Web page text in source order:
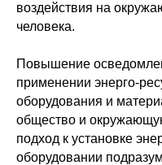
воздействия на
человека.
Повышение
применении энерго-
оборудования и
общество и
подход к установке
оборудовании